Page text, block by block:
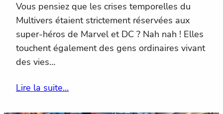
Vous pensiez que les crises temporelles du
Multivers étaient strictement réservées aux
super-héros de Marvel et DC ? Nah nah ! Elles
touchent également des gens ordinaires vivant
des vies…
Lire la suite…